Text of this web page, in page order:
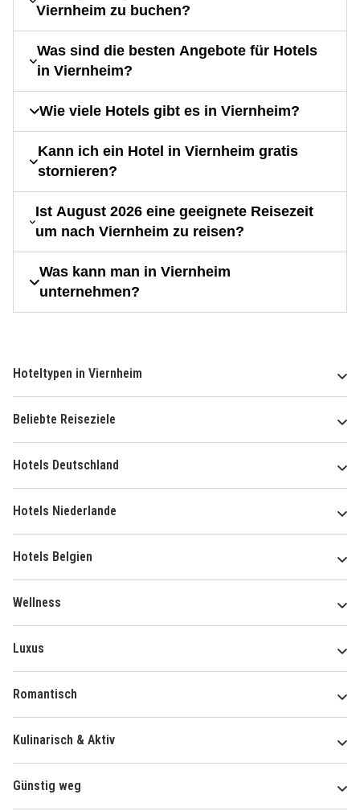
Viernheim zu buchen?
Was sind die besten Angebote für Hotels
in Viernheim?
Wie viele Hotels gibt es in Viernheim?
Kann ich ein Hotel in Viernheim gratis
stornieren?
Ist August 2026 eine geeignete Reisezeit
um nach Viernheim zu reisen?
Was kann man in Viernheim
unternehmen?
Hoteltypen in Viernheim
Beliebte Reiseziele
Hotels Deutschland
Hotels Niederlande
Hotels Belgien
Wellness
Luxus
Romantisch
Kulinarisch & Aktiv
Günstig weg